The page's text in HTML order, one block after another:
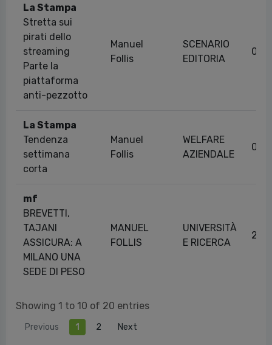
La Stampa
Stretta sui
pirati dello
streaming
Parte la
piattaforma
anti-pezzotto
Manuel
Follis
SCENARIO
EDITORIA
09/
La Stampa
Tendenza
settimana
corta
Manuel
Follis
WELFARE
AZIENDALE
05/
mf
BREVETTI,
TAJANI
ASSICURA: A
MILANO UNA
SEDE DI PESO
MANUEL
FOLLIS
UNIVERSITÀ
E RICERCA
26/
Showing 1 to 10 of 20 entries
Previous 1 2 Next